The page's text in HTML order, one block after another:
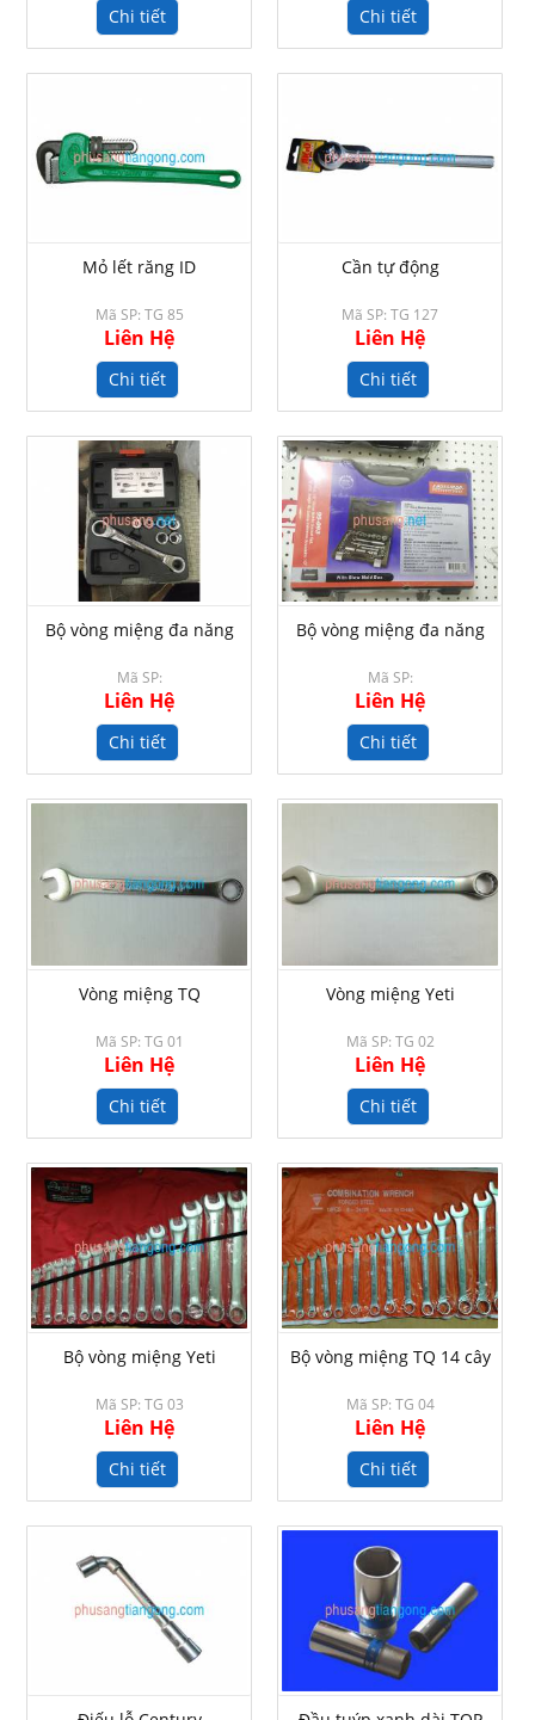
Chi tiết Chi tiết
Mỏ lết răng ID
Mã SP: TG 85
Liên Hệ
Chi tiết
Cần tự động
Mã SP: TG 127
Liên Hệ
Chi tiết
Bộ vòng miệng đa năng
Mã SP:
Liên Hệ
Chi tiết
Bộ vòng miệng đa năng
Mã SP:
Liên Hệ
Chi tiết
Vòng miệng TQ
Mã SP: TG 01
Liên Hệ
Chi tiết
Vòng miệng Yeti
Mã SP: TG 02
Liên Hệ
Chi tiết
Bộ vòng miệng Yeti
Mã SP: TG 03
Liên Hệ
Chi tiết
Bộ vòng miệng TQ 14 cây
Mã SP: TG 04
Liên Hệ
Chi tiết